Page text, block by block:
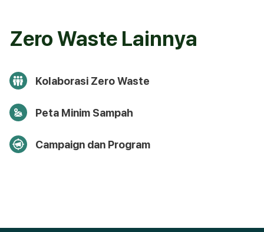
Zero Waste Lainnya
Kolaborasi Zero Waste
Peta Minim Sampah
Campaign dan Program